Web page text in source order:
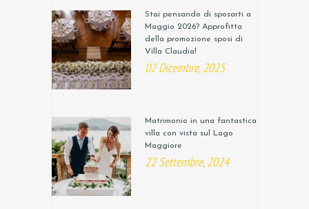
Stai pensando di sposarti a
Maggio 2026? Approfitta
della promozione sposi di
Villa Claudia!
02 Dicembre, 2025
Matrimonio in una fantastica
villa con vista sul Lago
Maggiore
22 Settembre, 2024